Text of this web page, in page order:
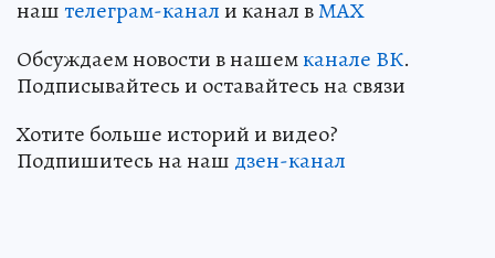
наштелеграм-канали канал вМАХ
Обсуждаем новости в нашемканале ВК.
Подписывайтесь и оставайтесь на связи
Хотите больше историй и видео?
Подпишитесь на наш дзен-канал